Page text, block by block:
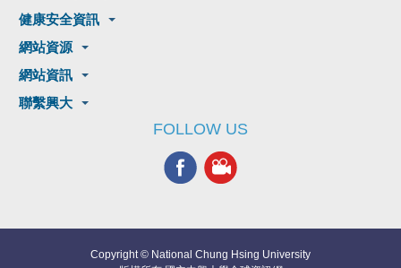
健康安全資訊
網站資源
網站資訊
聯繫興大
FOLLOW US
Copyright © National Chung Hsing University